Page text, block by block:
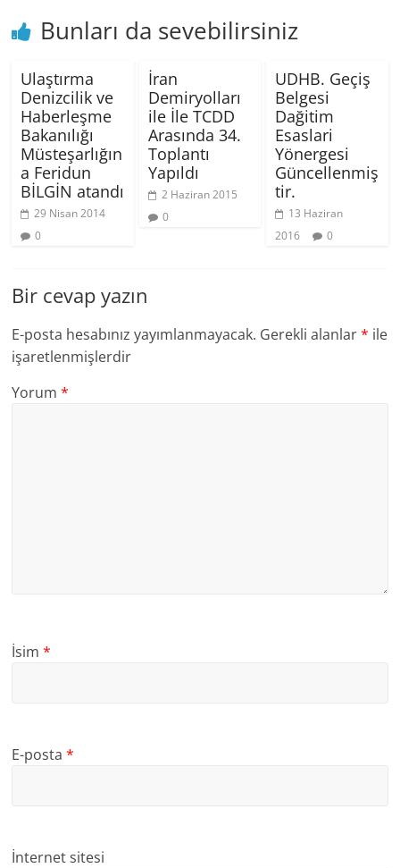
Bunları da sevebilirsiniz
Ulaştırma
Denizcilik ve
Haberleşme
Bakanılığı
Müsteşarlığın
a Feridun
BİLGİN atandı
29 Nisan 2014
0
İran
Demiryolları
ile İle TCDD
Arasında 34.
Toplantı
Yapıldı
2 Haziran 2015
0
UDHB. Geçiş
Belgesi
Dağitim
Esaslari
Yönergesi
Güncellenmiş
tir.
13 Haziran
2016
0
Bir cevap yazın
E-posta hesabınız yayımlanmayacak. Gerekli alanlar* ile
işaretlenmişlerdir
Yorum*
İsim*
E-posta*
İnternet sitesi